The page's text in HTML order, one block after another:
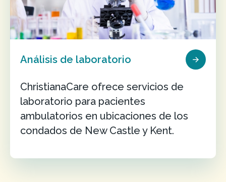
Análisis de laboratorio
ChristianaCare ofrece servicios de
laboratorio para pacientes
ambulatorios en ubicaciones de los
condados de New Castle y Kent.